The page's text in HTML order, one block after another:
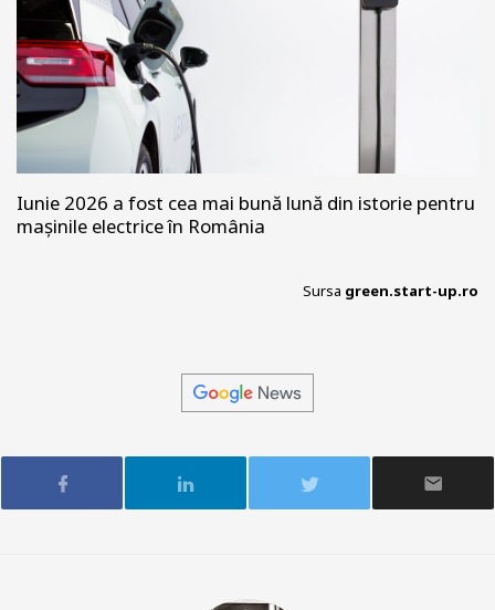
Iunie 2026 a fost cea mai bună lună din istorie pentru
mașinile electrice în România
Sursa green.start-up.ro